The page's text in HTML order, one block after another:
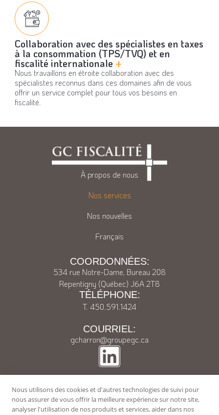
Collaboration avec des spécialistes en taxes
à la consommation (TPS/TVQ) et en
fiscalité internationale +
Nous travaillons en étroite collaboration avec des
spécialistes reconnus dans ces domaines afin de vous
offrir un service complet pour tous vos besoins en
fiscalité.
À propos de nous
Nos services
Nos nouvelles
Français
COORDONNÉES:
534 rue Notre-Dame, Bureau 208
Repentigny (Québec) J6A 2T8
TÉLÉPHONE:
T. 450.591.1424
COURRIEL:
gcharron@groupegc.ca
©2026 Tous droits réservés. GC
Nous utilisons des cookies et d'autres technologies de suivi pour
nous assurer de vous offrir la meilleure expérience sur notre site,
analyser l'utilisation de nos produits et services, aider dans nos